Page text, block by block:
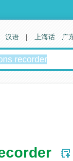
汉语 | 上海话 广